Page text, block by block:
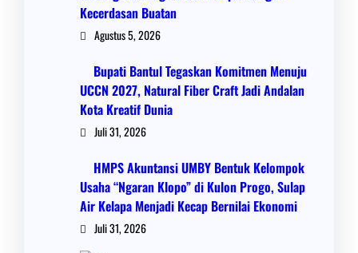
Kecerdasan Buatan
Agustus 5, 2026
Bupati Bantul Tegaskan Komitmen Menuju
UCCN 2027, Natural Fiber Craft Jadi Andalan
Kota Kreatif Dunia
Juli 31, 2026
HMPS Akuntansi UMBY Bentuk Kelompok
Usaha “Ngaran Klopo” di Kulon Progo, Sulap
Air Kelapa Menjadi Kecap Bernilai Ekonomi
Juli 31, 2026